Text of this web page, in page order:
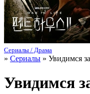
Сериалы / Драма
» Сериалы » Увидимся
Увидимся